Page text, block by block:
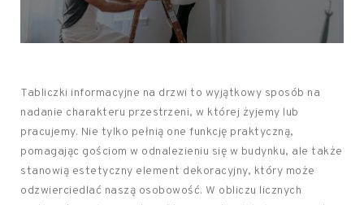
Tabliczki informacyjne na drzwi to wyjątkowy sposób na
nadanie charakteru przestrzeni, w której żyjemy lub
pracujemy. Nie tylko pełnią one funkcję praktyczną,
pomagając gościom w odnalezieniu się w budynku, ale także
stanowią estetyczny element dekoracyjny, który może
odzwierciedlać naszą osobowość. W obliczu licznych